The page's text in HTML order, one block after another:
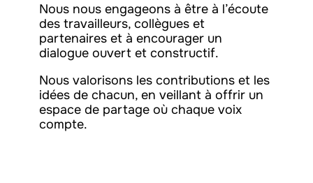
Nous nous engageons à être à l’écoute
des travailleurs, collègues et
partenaires et à encourager un
dialogue ouvert et constructif.
Nous valorisons les contributions et les
idées de chacun, en veillant à offrir un
espace de partage où chaque voix
compte.